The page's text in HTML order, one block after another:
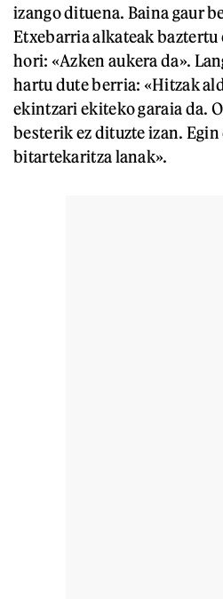
izango dituena. Baina gaur
Etxebarria alkateak baztertu
hori: «Azken aukera da».
hartu dute berria: «Hitzak
ekintzari ekiteko garaia da.
besterik ez dituzte izan.
bitartekaritza lanak».